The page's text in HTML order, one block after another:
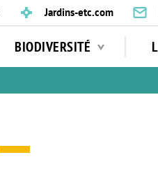
Jardins-etc.com
BIODIVERSITÉ